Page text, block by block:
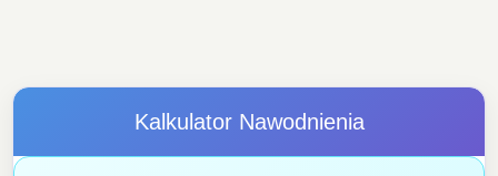
Kalkulator Nawodnienia